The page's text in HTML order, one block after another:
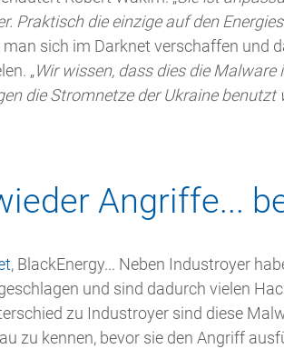
Praktisch die einzige auf den
sich im Darknet verschaffen und
„Wir wissen, dass dies die Malware
die Stromnetze der Ukraine benutzt
Angriffe...
, BlackEnergy... Neben Industroyer
und sind dadurch vielen
zu Industroyer sind diese
zu kennen, bevor sie den Angriff